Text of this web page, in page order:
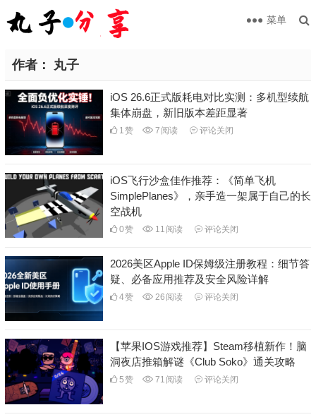
菜单
作者： 丸子
iOS 26.6正式版耗电对比实测：多机型续航
集体崩盘，新旧版本差距显著
1赞 7 阅读 评论关闭
iOS飞行沙盒佳作推荐：《简单飞机
SimplePlanes》，亲手造一架属于自己的长
空战机
0赞 11 阅读 评论关闭
2026美区Apple ID保姆级注册教程：细节答
疑、必备应用推荐及安全风险详解
4赞 26 阅读 评论关闭
【苹果IOS游戏推荐】Steam移植新作！脑
洞夜店推箱解谜《Club Soko》通关攻略
5赞 71 阅读 评论关闭